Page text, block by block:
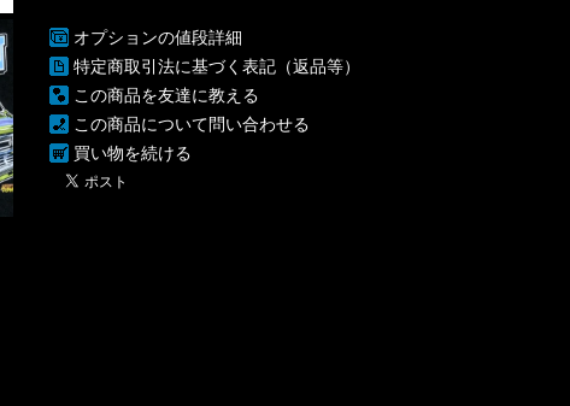
オプションの値段詳細
特定商取引法に基づく表記（返品等）
この商品を友達に教える
この商品について問い合わせる
買い物を続ける